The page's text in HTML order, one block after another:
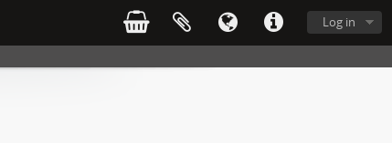
Log in